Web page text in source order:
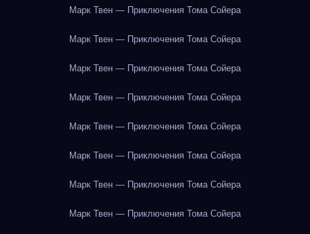
Марк Твен — Приключения Тома Сойера
Марк Твен — Приключения Тома Сойера
Марк Твен — Приключения Тома Сойера
Марк Твен — Приключения Тома Сойера
Марк Твен — Приключения Тома Сойера
Марк Твен — Приключения Тома Сойера
Марк Твен — Приключения Тома Сойера
Марк Твен — Приключения Тома Сойера